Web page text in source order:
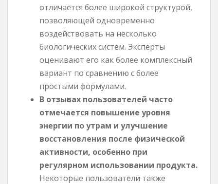
отличается более широкой структурой,
позволяющей одновременно
воздействовать на несколько
биологических систем. Эксперты
оценивают его как более комплексный
вариант по сравнению с более
простыми формулами.
В отзывах пользователей часто
отмечается повышение уровня
энергии по утрам и улучшение
восстановления после физической
активности, особенно при
регулярном использовании продукта.
Некоторые пользователи также